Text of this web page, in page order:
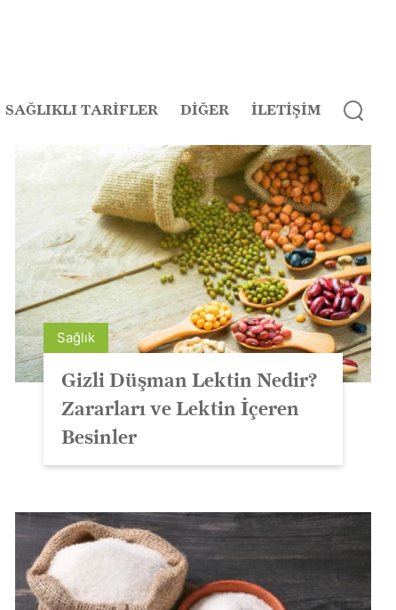
SAĞLIKLI TARİFLER DİĞER İLETİŞİM
Sağlık
Gizli Düşman Lektin Nedir?
Zararları ve Lektin İçeren
Besinler